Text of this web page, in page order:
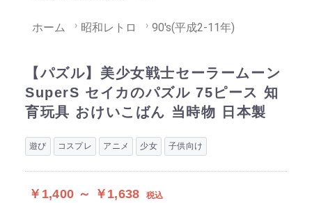
ホーム 昭和レトロ 90's(平成2-11年)
【パズル】美少女戦士セーラームーン
SuperS セイカのパズル 75ピース 知
育玩具 おけいこばん 当時物 日本製
遊び コスプレ アニメ 少女 子供向け
￥1,400 ～ ￥1,638 税込